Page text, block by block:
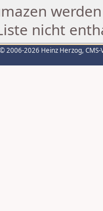
nicht
© 2006-2026 Heinz Herzog,